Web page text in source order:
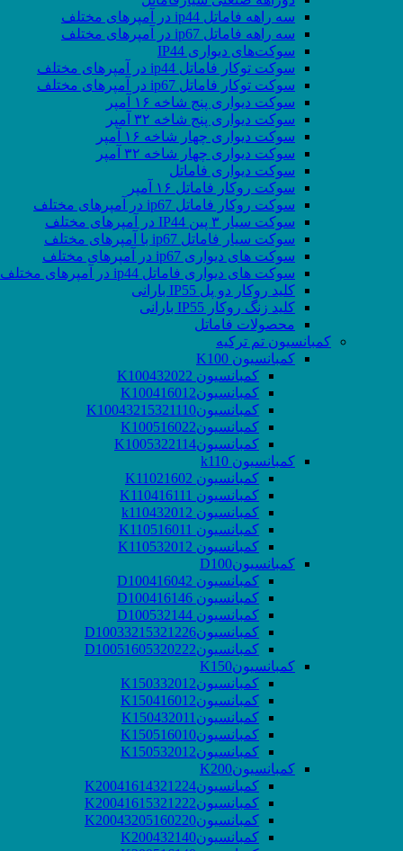
سه راهه فاماتل ip44 در آمپرهای مختلف
سه راهه فاماتل ip67 در آمپرهای مختلف
سوکت‌های دیواری IP44
سوکت توکار فاماتل ip44 در آمپرهای مختلف
سوکت توکار فاماتل ip67 در آمپرهای مختلف
سوکت دیواری پنج شاخه ۱۶ آمپر
سوکت دیواری پنج شاخه ۳۲ آمپر
سوکت دیواری چهار شاخه ۱۶ آمپر
سوکت دیواری چهار شاخه ۳۲ آمپر
سوکت دیواری فاماتل
سوکت روکار فاماتل ۱۶ آمپر
سوکت روکار فاماتل ip67 در آمپرهای مختلف
سوکت سیار ۳ پین IP44 در آمپرهای مختلف
سوکت سیار فاماتل ip67 با آمپرهای مختلف
سوکت های دیواری ip67 در آمپرهای مختلف
سوکت های دیواری فاماتل ip44 در آمپرهای مختلف
کلید روکار دو پل IP55 بارانی
کلید زنگ روکار IP55 بارانی
محصولات فاماتل
کمبانسیون تم ترکیه
کمبانسیون K100
کمبانسیون K100432022
کمبانسیونK100416012
کمبانسیونK10043215321110
کمبانسیونK100516022
کمبانسیونK1005322114
کمبانسیون k110
کمبانسیون K11021602
کمبانسیون K110416111
کمبانسیون k110432012
کمبانسیون K110516011
کمبانسیون K110532012
کمبانسیونD100
کمبانسیون D100416042
کمبانسیون D100416146
کمبانسیون D100532144
کمبانسیونD10033215321226
کمبانسیونD10051605320222
کمبانسیونK150
کمبانسیونK150332012
کمبانسیونK150416012
کمبانسیونK150432011
کمبانسیونK150516010
کمبانسیونK150532012
کمبانسیونK200
کمبانسیونK20041614321224
کمبانسیونK20041615321222
کمبانسیونK20043205160220
کمبانسیونK200432140